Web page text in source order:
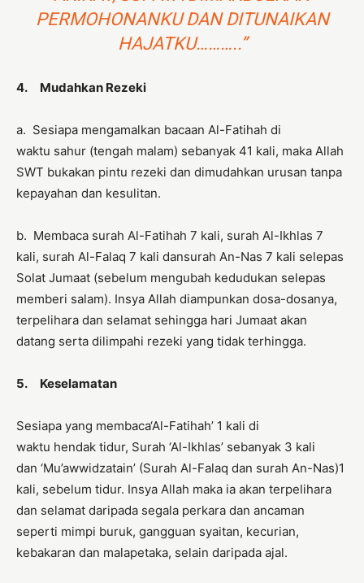
PERMOHONANKU DAN DITUNAIKAN
HAJATKU………..”
4. Mudahkan Rezeki
a. Sesiapa mengamalkan bacaan Al-Fatihah di
waktu sahur (tengah malam) sebanyak 41 kali, maka Allah
SWT bukakan pintu rezeki dan dimudahkan urusan tanpa
kepayahan dan kesulitan.
b. Membaca surah Al-Fatihah 7 kali, surah Al-Ikhlas 7
kali, surah Al-Falaq 7 kali dansurah An-Nas 7 kali selepas
Solat Jumaat (sebelum mengubah kedudukan selepas
memberi salam). Insya Allah diampunkan dosa-dosanya,
terpelihara dan selamat sehingga hari Jumaat akan
datang serta dilimpahi rezeki yang tidak terhingga.
5. Keselamatan
Sesiapa yang membaca‘Al-Fatihah’ 1 kali di
waktu hendak tidur, Surah ‘Al-Ikhlas’ sebanyak 3 kali
dan ‘Mu’awwidzatain’ (Surah Al-Falaq dan surah An-Nas)1
kali, sebelum tidur. Insya Allah maka ia akan terpelihara
dan selamat daripada segala perkara dan ancaman
seperti mimpi buruk, gangguan syaitan, kecurian,
kebakaran dan malapetaka, selain daripada ajal.